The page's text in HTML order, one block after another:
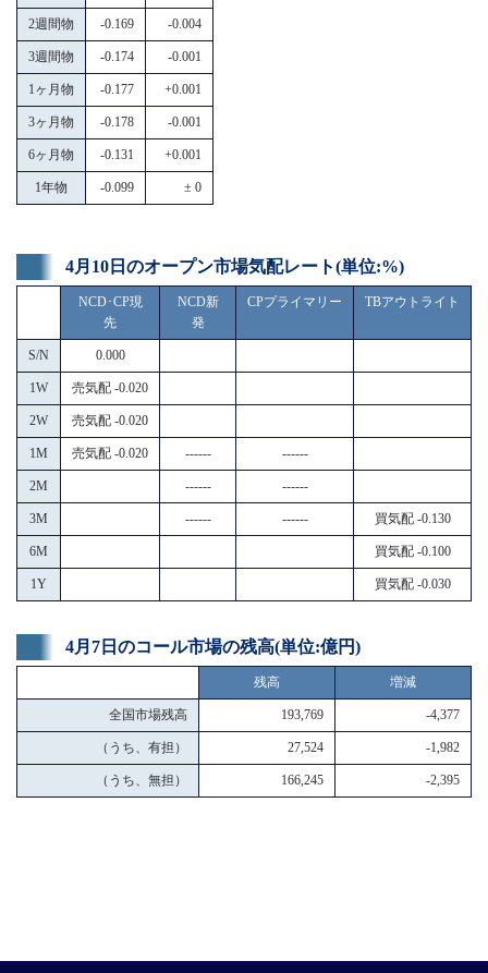
2週間物 -0.169 -0.004
3週間物 -0.174 -0.001
1ヶ月物 -0.177 +0.001
3ヶ月物 -0.178 -0.001
6ヶ月物 -0.131 +0.001
1年物 -0.099 ± 0
4月10日のオープン市場気配レート(単位:%)
NCD･CP現
先
NCD新
発
CPプライマリー TBアウトライト
S/N 0.000
1W 売気配 -0.020
2W 売気配 -0.020
1M 売気配 -0.020 ------ ------
2M ------ ------
3M ------ ------ 買気配 -0.130
6M 買気配 -0.100
1Y 買気配 -0.030
4月7日のコール市場の残高(単位:億円)
残高 増減
全国市場残高 193,769 -4,377
（うち、有担） 27,524 -1,982
（うち、無担） 166,245 -2,395